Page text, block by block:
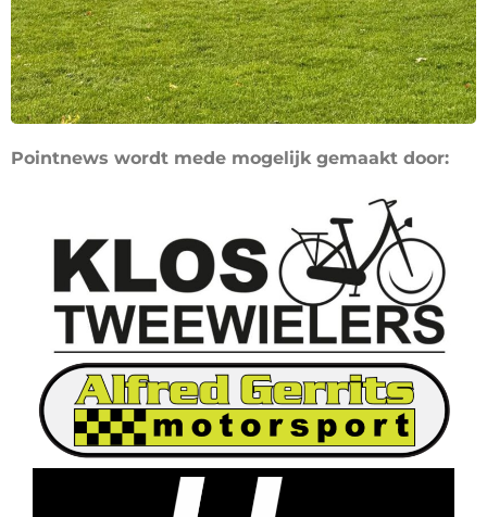
Pointnews wordt mede mogelijk gemaakt door: